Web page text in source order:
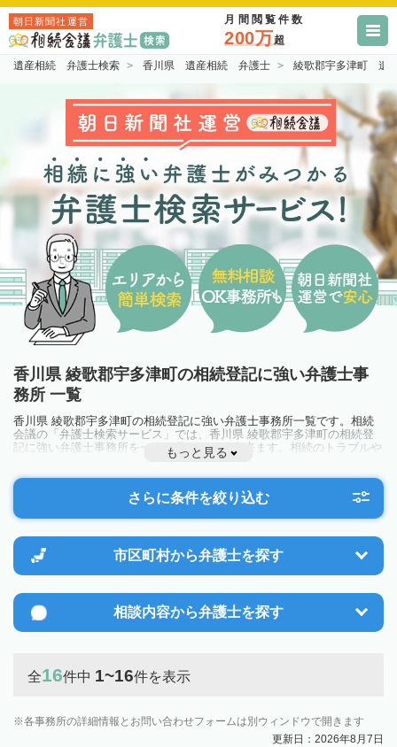
朝日新聞社運営 月間閲覧件数
200万超
遺産相続 弁護士検索 香川県 遺産相続 弁護士 綾歌郡宇多津町 遺
香川県 綾歌郡宇多津町の相続登記に強い弁護士事
務所 一覧
香川県 綾歌郡宇多津町の相続登記に強い弁護士事務所一覧です。相続
会議の「弁護士検索サービス」では、香川県 綾歌郡宇多津町の相続登
記に強い弁護士事務所を一覧で見ることが出来ます。相続のトラブルや
お悩みを抱えている方は一度近隣の弁護士に相談してみましょう。
もっと見る
さらに条件を絞り込む
市区町村から弁護士を探す
相談内容から弁護士を探す
全16件中 1~16件を表示
各事務所の詳細情報とお問い合わせフォームは別ウィンドウで開きます
更新日：2026年8月7日